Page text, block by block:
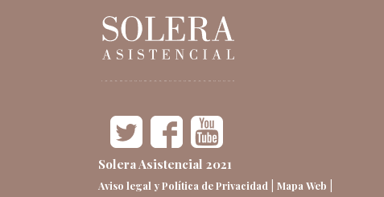
Solera Asistencial 2021
Aviso legal y Política de Privacidad Mapa Web